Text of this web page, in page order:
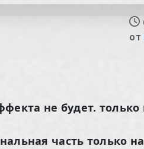
от
не будет. только
часть только